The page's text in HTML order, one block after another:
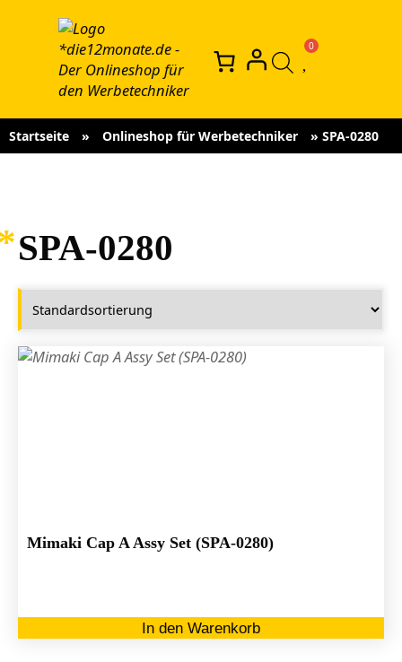
Startseite » Onlineshop für Werbetechniker » SPA-0280
SPA-0280
Mimaki Cap A Assy Set (SPA-0280)
In den Warenkorb